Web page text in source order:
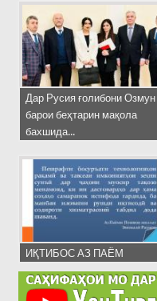
Дар Русия ғолибони Озмун
барои беҳтарин мақола
бахшида...
ИҚТИБОС АЗ ПАЁМ